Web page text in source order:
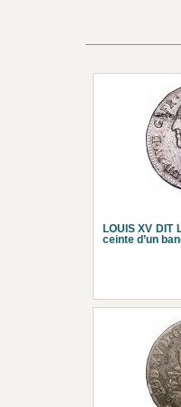
LOUIS XV DIT
ceinte d’un